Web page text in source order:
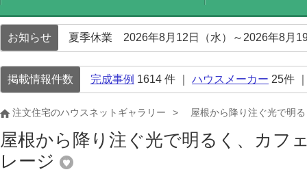
お知らせ 夏季休業 2026年8月12日（水）～2026年8月
掲載情報件数 完成事例 1614 件 ｜ ハウスメーカー 25件
注文住宅のハウスネットギャラリー 屋根から降り注ぐ光で明
屋根から降り注ぐ光で明るく、カフ
レージ